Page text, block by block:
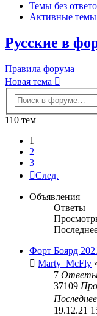
Темы без
Активные темы
Русские в
Правила форума
Новая тема
110 тем
1
2
3
След.
Объявления
Ответы
Форт Боярд
Marty_McFly
7
37109
19.12.21